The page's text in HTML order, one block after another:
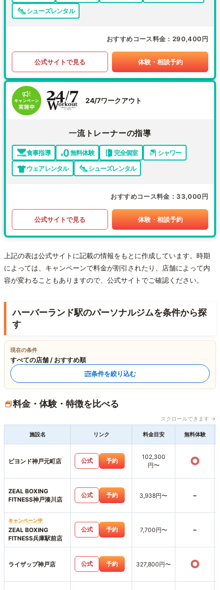
シューズレンタル
おすすめコース料金 290,400円
公式サイトで見る 体験・相談予約
24/7ワークアウト
一流トレーナーの指導
食事指導 無料体験 完全個室
シャワー
ウェアレンタル
シューズレンタル
おすすめコース料金 33,000円
公式サイトで見る 体験・相談予約
上記の表は公式サイトに記載の情報をもとに作成しています。時期
によっては、キャンペーンで料金が割引されたり、店舗によって内
容が変わることもありますので、公式サイトでご確認ください。
ハーバーランド駅のパーソナルジムを条件から探
す
現在の条件
すべての店舗 / おすすめ順
条件を絞り込む
料金・体験・特徴を比べる
スクロールできます →
施設名 リンク 料金目安 無料体験
ビヨンド神戸元町店 公式 予約
102,300
円〜
○
ZEAL BOXING
FITNESS神戸湊川店
公式 予約 3,938円〜 -
キャンペーン中
ZEAL BOXING
FITNESS兵庫駅前店
公式 予約 7,700円〜 -
ライザップ神戸店 公式 予約 327,800円〜 ○